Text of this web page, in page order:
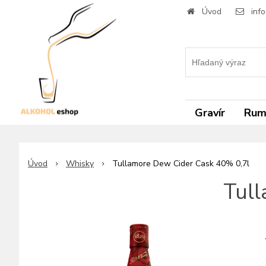
Úvod
Gravír Rum
Úvod Whisky Tullamore Dew Cider Cask 40% 0,7l